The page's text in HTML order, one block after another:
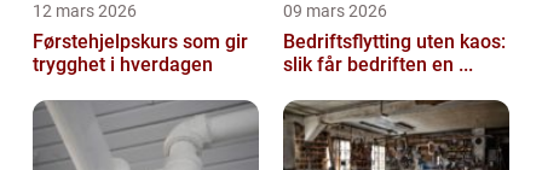
12 mars 2026
Førstehjelpskurs som gir
trygghet i hverdagen
09 mars 2026
Bedriftsflytting uten kaos:
slik får bedriften en ...